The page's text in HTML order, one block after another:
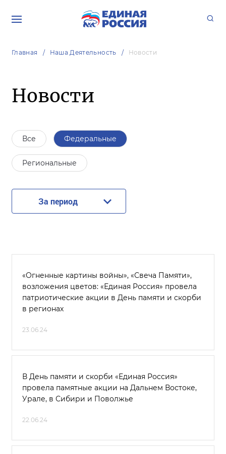
Главная Наша Деятельность Новости
Новости
Все Федеральные
Региональные
За период
«Огненные картины войны», «Свеча Памяти»,
возложения цветов: «Единая Россия» провела
патриотические акции в День памяти и скорби
в регионах
23.06.24
В День памяти и скорби «Единая Россия»
провела памятные акции на Дальнем Востоке,
Урале, в Сибири и Поволжье
22.06.24